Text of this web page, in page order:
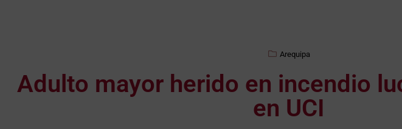
Arequipa
Adulto mayor herido en incendio
en UCI